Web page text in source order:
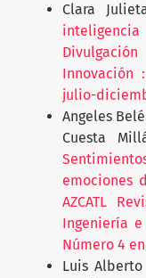
Clara
Innovación
julio-
Angeles
Cuesta
emociones
AZCATL
Ingeniería e
Número 4
Luis